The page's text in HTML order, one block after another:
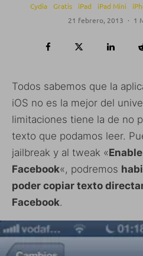
Cydia
Gratis iPad iPad Mini
21 febrero, 2013 · 1
Todos sabemos que la
iOS no es la mejor del
limitaciones tiene la de no
texto que podamos leer.
jailbreak y al tweak «
Facebook«, podremos
poder copiar texto
Facebook.